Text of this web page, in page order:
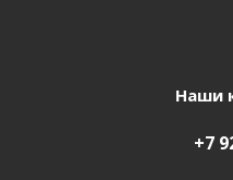
Наши
+7